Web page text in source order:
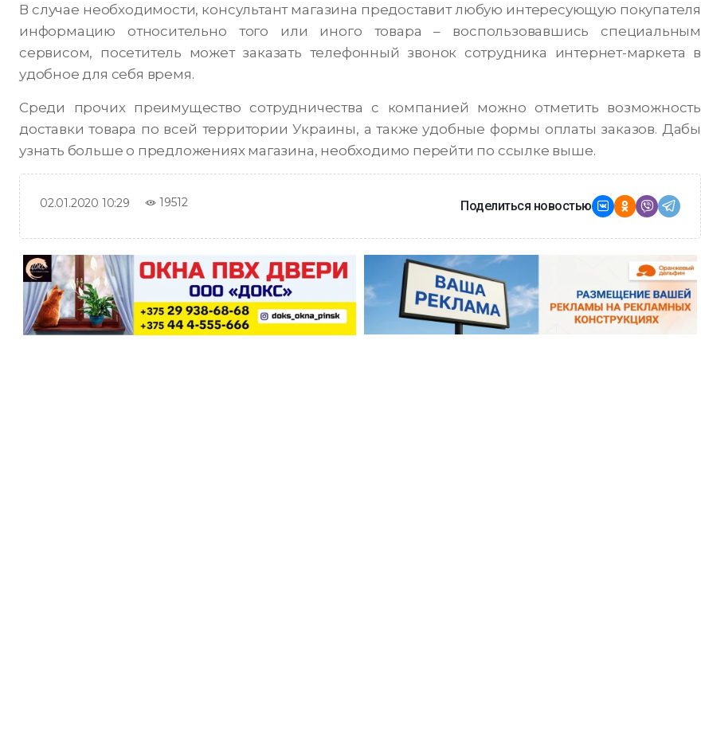
В случае необходимости, консультант магазина предоставит любую интересующую покупателя
информацию относительно того или иного товара – воспользовавшись специальным
сервисом, посетитель может заказать телефонный звонок сотрудника интернет-маркета в
удобное для себя время.
Среди прочих преимущество сотрудничества с компанией можно отметить возможность
доставки товара по всей территории Украины, а также удобные формы оплаты заказов. Дабы
узнать больше о предложениях магазина, необходимо перейти по ссылке выше.
02.01.2020 10:29 19512 Поделиться новостью